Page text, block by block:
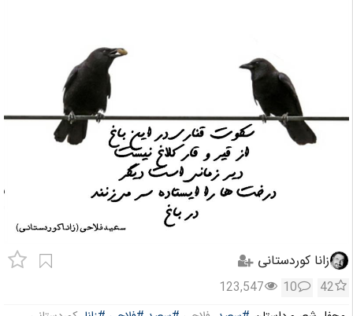
زانا کوردستانی
42
10
123,547